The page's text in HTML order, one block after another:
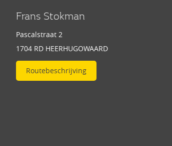
Frans Stokman
Pascalstraat 2
1704 RD HEERHUGOWAARD
Routebeschrijving